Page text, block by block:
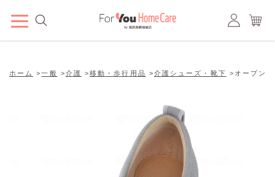
ホーム >一般 >介護 >移動・歩行用品 >介護シューズ・靴下 > オープン